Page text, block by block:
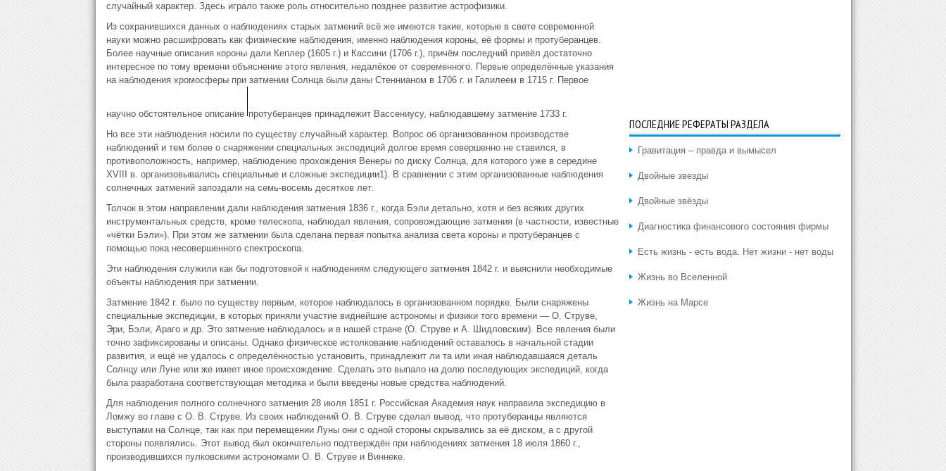
случайный характер. Здесь играло также роль относительно позднее развитие астрофизики.
Из сохранившихся данных о наблюдениях старых затмений всё же имеются такие, которые в свете современной
науки можно расшифровать как физические наблюдения, именно наблюдения короны, её формы и протуберанцев.
Более научные описания короны дали Кеплер (1605 г.) и Кассини (1706 г.), причём последний привёл достаточно
интересное по тому времени объяснение этого явления, недалёкое от современного. Первые определённые указания
на наблюдения хромосферы при затмении Солнца были даны Стеннианом в 1706 г. и Галилеем в 1715 г. Первое
научно обстоятельное описание протуберанцев принадлежит Вассениусу, наблюдавшему затмение 1733 г.
Но все эти наблюдения носили по существу случайный характер. Вопрос об организованном производстве
наблюдений и тем более о снаряжении специальных экспедиций долгое время совершенно не ставился, в
противоположность, например, наблюдению прохождения Венеры по диску Солнца, для которого уже в середине
XVIII в. организовывались специальные и сложные экспедиции1). В сравнении с этим организованные наблюдения
солнечных затмений запоздали на семь-восемь десятков лет.
Толчок в этом направлении дали наблюдения затмения 1836 г., когда Бэли детально, хотя и без всяких других
инструментальных средств, кроме телескопа, наблюдал явления, сопровождающие затмения (в частности, известные
«чётки Бэли»). При этом же затмении была сделана первая попытка анализа света короны и протуберанцев с
помощью пока несовершенного спектроскопа.
Эти наблюдения служили как бы подготовкой к наблюдениям следующего затмения 1842 г. и выяснили необходимые
объекты наблюдения при затмении.
Затмение 1842 г. было по существу первым, которое наблюдалось в организованном порядке. Были снаряжены
специальные экспедиции, в которых приняли участие виднейшие астрономы и физики того времени — О. Струве,
Эри, Бэли, Араго и др. Это затмение наблюдалось и в нашей стране (О. Струве и А. Шидловским). Все явления были
точно зафиксированы и описаны. Однако физическое истолкование наблюдений оставалось в начальной стадии
развития, и ещё не удалось с определённостью установить, принадлежит ли та или иная наблюдавшаяся деталь
Солнцу или Луне или же имеет иное происхождение. Сделать это выпало на долю последующих экспедиций, когда
была разработана соответствующая методика и были введены новые средства наблюдений.
Для наблюдения полного солнечного затмения 28 июля 1851 г. Российская Академия наук направила экспедицию в
Ломжу во главе с О. В. Струве. Из своих наблюдений О. В. Струве сделал вывод, что протуберанцы являются
выступами на Солнце, так как при перемещении Луны они с одной стороны скрывались за её диском, а с другой
стороны появлялись. Этот вывод был окончательно подтверждён при наблюдениях затмения 18 июля 1860 г.,
производившихся пулковскими астрономами О. В. Струве и Виннеке.
ПОСЛЕДНИЕ РЕФЕРАТЫ РАЗДЕЛА
Гравитация – правда и вымысел
Двойные звезды
Двойные звёзды
Диагностика финансового состояния фирмы
Есть жизнь - есть вода. Нет жизни - нет воды
Жизнь во Вселенной
Жизнь на Марсе